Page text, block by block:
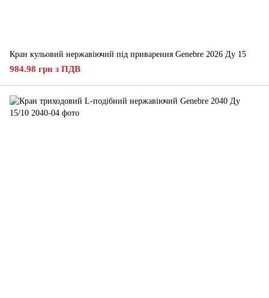
Кран кульовий нержавіючий під приварення Genebre 2026 Ду 15
984.98 грн з ПДВ